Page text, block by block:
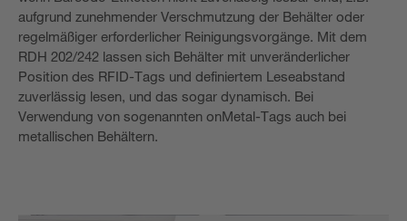
aufgrund zunehmender Verschmutzung der Behälter oder
regelmäßiger erforderlicher Reinigungsvorgänge. Mit dem
RDH 202/242 lassen sich Behälter mit unveränderlicher
Position des RFID-Tags und definiertem Leseabstand
zuverlässig lesen, und das sogar dynamisch. Bei
Verwendung von sogenannten onMetal-Tags auch bei
metallischen Behältern.